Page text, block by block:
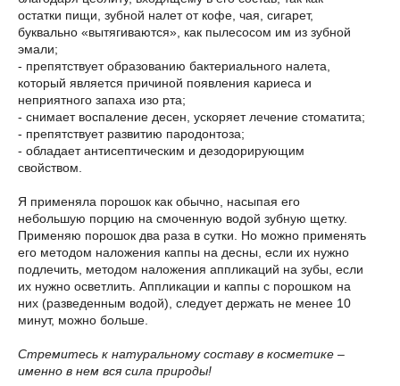
остатки пищи, зубной налет от кофе, чая, сигарет,
буквально «вытягиваются», как пылесосом им из зубной
эмали;
- препятствует образованию бактериального налета,
который является причиной появления кариеса и
неприятного запаха изо рта;
- снимает воспаление десен, ускоряет лечение стоматита;
- препятствует развитию пародонтоза;
- обладает антисептическим и дезодорирующим
свойством.
Я применяла порошок как обычно, насыпая его
небольшую порцию на смоченную водой зубную щетку.
Применяю порошок два раза в сутки. Но можно применять
его методом наложения каппы на десны, если их нужно
подлечить, методом наложения аппликаций на зубы, если
их нужно осветлить. Аппликации и каппы с порошком на
них (разведенным водой), следует держать не менее 10
минут, можно больше.
Стремитесь к натуральному составу в косметике –
именно в нем вся сила природы!